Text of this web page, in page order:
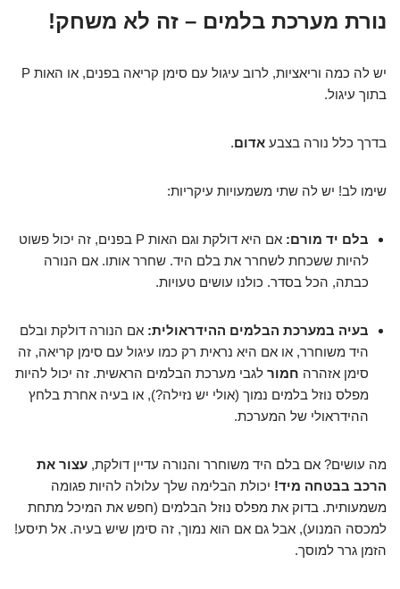
נורת מערכת בלמים – זה לא משחק!
יש לה כמה וריאציות, לרוב עיגול עם סימן קריאה בפנים, או האות P
בתוך עיגול.
בדרך כלל נורה בצבע אדום.
שימו לב! יש לה שתי משמעויות עיקריות:
בלם יד מורם:
אם היא דולקת וגם האות P בפנים, זה יכול פשוט
להיות ששכחת לשחרר את בלם היד. שחרר אותו. אם הנורה
כבתה, הכל בסדר. כולנו עושים טעויות.
בעיה במערכת הבלמים ההידראולית: אם הנורה דולקת ובלם
היד משוחרר, או אם היא נראית רק כמו עיגול עם סימן קריאה, זה
סימן אזהרה חמור לגבי מערכת הבלמים הראשית. זה יכול להיות
מפלס נוזל בלמים נמוך (אולי יש נזילה?), או בעיה אחרת בלחץ
ההידראולי של המערכת.
מה עושים? אם בלם היד משוחרר והנורה עדיין דולקת, עצור את
הרכב בבטחה מיד! יכולת הבלימה שלך עלולה להיות פגומה
משמעותית. בדוק את מפלס נוזל הבלמים (חפש את המיכל מתחת
למכסה המנוע), אבל גם אם הוא נמוך, זה סימן שיש בעיה. אל תיסע!
הזמן גרר למוסך.